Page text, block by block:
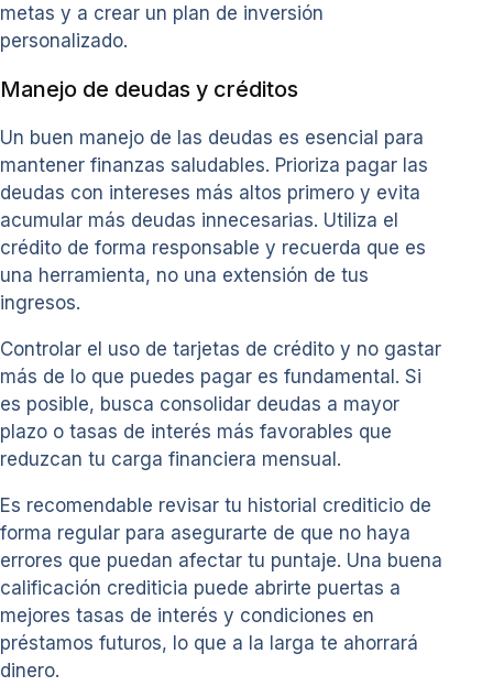
metas y a crear un plan de inversión
personalizado.
Manejo de deudas y créditos
Un buen manejo de las deudas es esencial para
mantener finanzas saludables. Prioriza pagar las
deudas con intereses más altos primero y evita
acumular más deudas innecesarias. Utiliza el
crédito de forma responsable y recuerda que es
una herramienta, no una extensión de tus
ingresos.
Controlar el uso de tarjetas de crédito y no gastar
más de lo que puedes pagar es fundamental. Si
es posible, busca consolidar deudas a mayor
plazo o tasas de interés más favorables que
reduzcan tu carga financiera mensual.
Es recomendable revisar tu historial crediticio de
forma regular para asegurarte de que no haya
errores que puedan afectar tu puntaje. Una buena
calificación crediticia puede abrirte puertas a
mejores tasas de interés y condiciones en
préstamos futuros, lo que a la larga te ahorrará
dinero.